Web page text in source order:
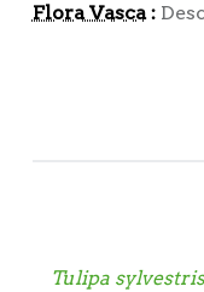
Flora Vasca:
Tulipa